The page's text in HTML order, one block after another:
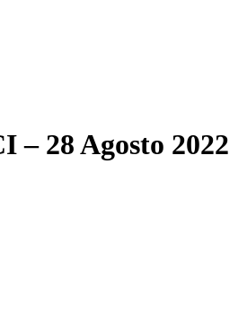
28 Agosto 2022